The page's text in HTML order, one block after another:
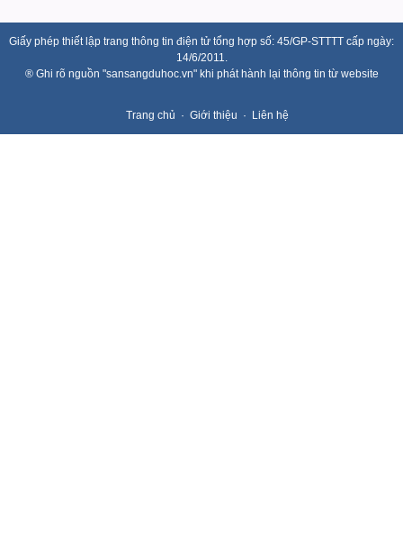
Giấy phép thiết lập trang thông tin điện tử tổng hợp số: 45/GP-STTTT cấp ngày:
14/6/2011.
® Ghi rõ nguồn "sansangduhoc.vn" khi phát hành lại thông tin từ website
Trang chủ Giới thiệu Liên hệ